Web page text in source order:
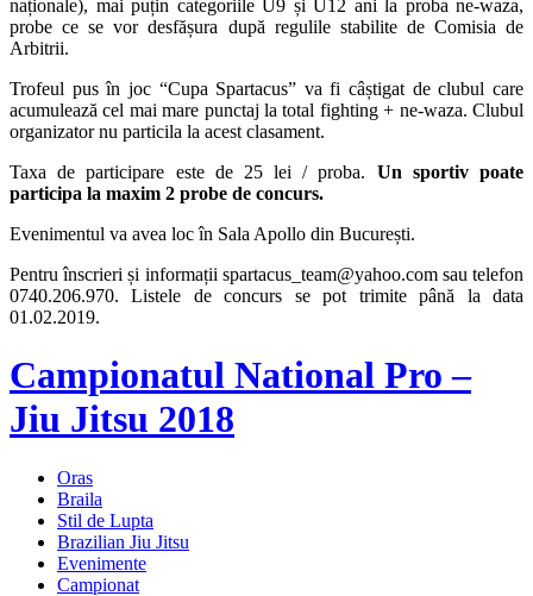
naționale), mai puțin categoriile U9 și U12 ani la proba ne-waza,
probe ce se vor desfășura după regulile stabilite de Comisia de
Arbitrii.
Trofeul pus în joc “Cupa Spartacus” va fi câștigat de clubul care
acumulează cel mai mare punctaj la total fighting + ne-waza. Clubul
organizator nu particila la acest clasament.
Taxa de participare este de 25 lei / proba. Un sportiv poate
participa la maxim 2 probe de concurs.
Evenimentul va avea loc în Sala Apollo din București.
Pentru înscrieri și informații spartacus_team@yahoo.com sau telefon
0740.206.970. Listele de concurs se pot trimite până la data
01.02.2019.
Campionatul National Pro –
Jiu Jitsu 2018
Oras
Braila
Stil de Lupta
Brazilian Jiu Jitsu
Evenimente
Campionat